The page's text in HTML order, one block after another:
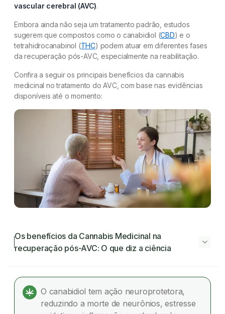
vascular cerebral (AVC).
Embora ainda não seja um tratamento padrão, estudos
sugerem que compostos como o canabidiol (CBD) e o
tetrahidrocanabinol (THC) podem atuar em diferentes fases
da recuperação pós-AVC, especialmente na reabilitação.
Confira a seguir os principais benefícios da cannabis
medicinal no tratamento do AVC, com base nas evidências
disponíveis até o momento:
Os benefícios da Cannabis Medicinal na
recuperação pós-AVC: O que diz a ciência
Os benefícios da Cannabis Medicinal na
recuperação pós-AVC: O que diz a ciência
Como a cannabis medicinal pode ajudar na
O canabidiol tem ação neuroprotetora,
reduzindo a morte de neurônios, estresse